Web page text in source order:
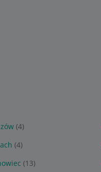
(4)
(4)
(13)